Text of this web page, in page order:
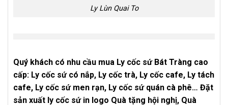
Ly Lùn Quai To
Quý khách có nhu cầu mua Ly cốc sứ Bát Tràng cao
cấp: Ly cốc sứ có nắp, Ly cốc trà, Ly cốc cafe, Ly tách
cafe, Ly cốc sứ men rạn, Ly cốc sứ quán cà phê… Đặt
sản xuất ly cốc sứ in logo Quà tặng hội nghị, Quà